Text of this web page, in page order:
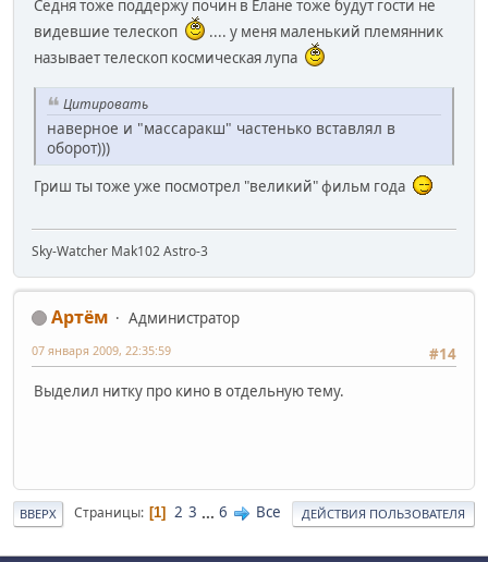
Сёдня тоже поддержу почин в Елане тоже будут гости не
видевшие телескоп
.... у меня маленький племянник
называет телескоп космическая лупа
Цитировать
наверное и "массаракш" частенько вставлял в
оборот)))
Гриш ты тоже уже посмотрел "великий" фильм года
Sky-Watcher Mak102 Astro-3
Артём
Администратор
#14
07 января 2009, 22:35:59
Выделил нитку про кино в отдельную тему.
ВВЕРХ Страницы 1 2 3 ... 6 Все ДЕЙСТВИЯ ПОЛЬЗОВАТЕЛЯ